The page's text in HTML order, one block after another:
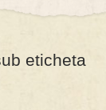
eticheta